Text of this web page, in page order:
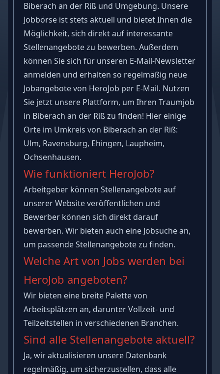
Biberach an der Riß und Umgebung. Unsere
Jobbörse ist stets aktuell und bietet Ihnen die
Möglichkeit, sich direkt auf interessante
Stellenangebote zu bewerben. Außerdem
können Sie sich für unseren E-Mail-Newsletter
anmelden und erhalten so regelmäßig neue
Jobangebote von HeroJob per E-Mail. Nutzen
Sie jetzt unsere Plattform, um Ihren Traumjob
in Biberach an der Riß zu finden! Hier einige
Orte im Umkreis von Biberach an der Riß:
Ulm, Ravensburg, Ehingen, Laupheim,
Ochsenhausen.
Wie funktioniert HeroJob?
Arbeitgeber können Stellenangebote auf
unserer Website veröffentlichen und
Bewerber können sich direkt darauf
bewerben. Wir bieten auch eine Jobsuche an,
um passende Stellenangebote zu finden.
Welche Art von Jobs werden bei
HeroJob angeboten?
Wir bieten eine breite Palette von
Arbeitsplätzen an, darunter Vollzeit- und
Teilzeitstellen in verschiedenen Branchen.
Sind alle Stellenangebote aktuell?
Ja, wir aktualisieren unsere Datenbank
regelmäßig, um sicherzustellen, dass alle